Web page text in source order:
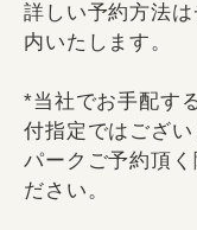
詳しい予約方法
内いたします。
*当社でお手配す
付指定ではござい
パークご予約頂
ださい。